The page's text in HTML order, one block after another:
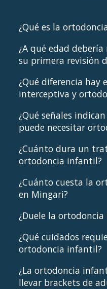
¿Qué es la
¿A qué edad
su primera revisión
¿Qué diferencia hay
interceptiva y
¿Qué señales
puede necesitar
¿Cuánto dura un
ortodoncia infantil?
¿Cuánto cuesta la
en Mingari?
¿Duele la
¿Qué cuidados
ortodoncia infantil?
¿La ortodoncia
llevar brackets de